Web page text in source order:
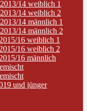
14 weiblich 1
14 weiblich 2
14 männlich 1
14 männlich 2
16 weiblich 1
16 weiblich 2
16 männlich
und jünger